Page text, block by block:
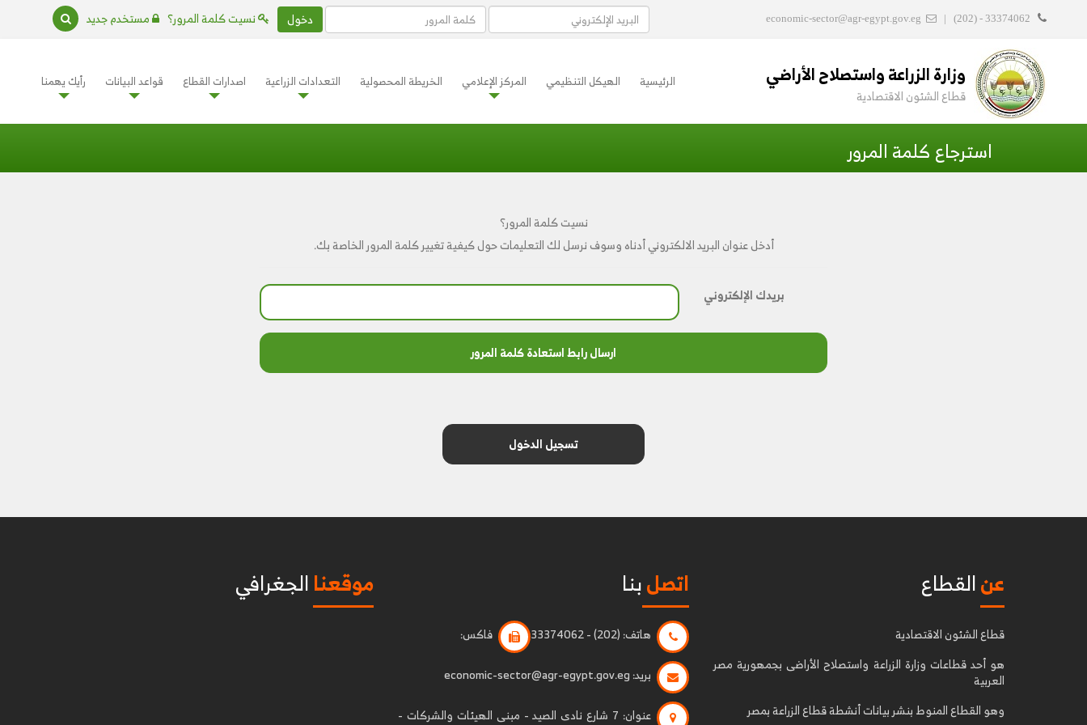
(202) - 33374062
|
economic-sector@agr-egypt.gov.eg دخول نسيت كلمة المرور؟ مستخدم جديد
وزارة الزراعة واستصلاح الأراضي
قطاع الشئون الاقتصادية
الرئيسية الهيكل التنظيمي المركز الإعلامي الخريطة المحصولية التعدادات الزراعية اصدارات القطاع قواعد البيانات رأيك يهمنا
استرجاع كلمة المرور
نسيت كلمة المرور؟
أدخل عنوان البريد الالكتروني أدناه وسوف نرسل لك التعليمات حول كيفية تغيير كلمة المرور الخاصة بك.
بريدك الإلكتروني
ارسال رابط استعادة كلمة المرور
تسجيل الدخول
عنالقطاع
قطاع الشئون الاقتصادية
هو أحد قطاعات وزارة الزراعة واستصلاح الأراضى بجمهورية مصر
العربية
وهو القطاع المنوط بنشر بيانات أنشطة قطاع الزراعة بمصر
اتصلبنا
هاتف: (202) - 33374062
فاكس:
بريد:
عنوان:
7 شارع نادى الصيد - مبنى الهيئات والشركات -
موقعناالجغرافي